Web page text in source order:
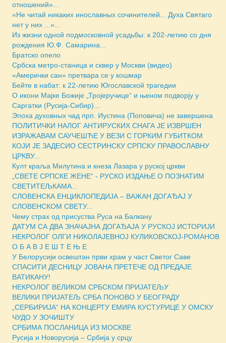
отношений»...
«Не читай никаких инославных сочинителей... Духа Святаго
нет у них ...»...
Из жизни одной подмосковной усадьбы: к 202-летию со дня
рождения Ю.Ф. Самарина...
Братско опело
Србска метро-станица и сквер у Москви (видео)
«Амерички сан» претвара се у кошмар
Бейте в набат: к 22-летию Югославской трагедии
О икони Мајке Божије „Тројеручице“ и њеном подворју у
Саргатки (Русија-Сибир)...
Эпоха духовных чад прп. Иустина (Поповича) не завершена
ПОЛИТИЧКИ НАЛОГ АНТИРУСКИХ СНАГА ЈЕ ИЗВРШЕН
ИЗРАЖАВАМ САУЧЕШЋЕ У ВЕЗИ С ГОРКИМ ГУБИТКОМ
КОЈИ ЈЕ ЗАДЕСИО СЕСТРИНСКУ СРПСКУ ПРАВОСЛАВНУ
ЦРКВУ...
Култ краља Милутина и кнеза Лазара у руској цркви
„СВЕТЕ СРПСКЕ ЖЕНЕ“ - РУСКО ИЗДАЊЕ О ПОЗНАТИМ
СВЕТИТЕЉКАМА...
СЛОВЕНСКА ЕНЦИКЛОПЕДИЈА – ВАЖАН ДОГАЂАЈ У
СЛОВЕНСКОМ СВЕТУ...
Чему страх од присуства Руса на Балкану
ДАТУМ СА ДВА ЗНАЧАЈНА ДОГАЂАЈА У РУСКОЈ ИСТОРИЈИ
НЕКРОЛОГ ОЛГИ НИКОЛАЈЕВНОЈ КУЛИКОВСКОЈ-РОМАНОВ
О Б А В Ј Е Ш Т Е Њ Е
У Белорусији освештан први храм у част Светог Саве
СПАСИТИ ДЕСНИЦУ ЈОВАНА ПРЕТЕЧЕ ОД ПРЕДАЈЕ
ВАТИКАНУ!
НЕКРОЛОГ ВЕЛИКОМ СРБСКОМ ПРИЈАТЕЉУ
ВЕЛИКИ ПРИЈАТЕЉ СРБА ПОНОВО У БЕОГРАДУ
„СЕРБИРИЈА“ НА КОНЦЕРТУ ЕМИРА КУСТУРИЦЕ У ОМСКУ
ЧУДО У ЗОЧИШТУ
СРБИМА ПОСЛАНИЦА ИЗ МОСКВЕ
Русија и Новорусија – Србија у срцу